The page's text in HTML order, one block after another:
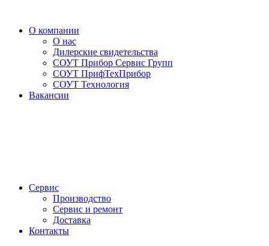
О компании
О нас
Дилерские свидетельства
СОУТ Прибор Сервис Групп
СОУТ ПрифТехПрибор
СОУТ Технология
Вакансии
Сервис
Производство
Сервис и ремонт
Доставка
Контакты